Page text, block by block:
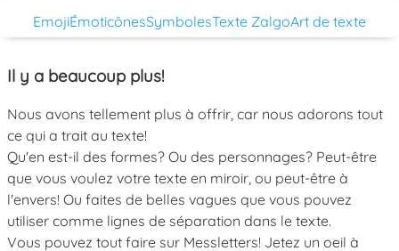
EmojiÉmoticônesSymbolesTexte ZalgoArt de texte
Il y a beaucoup plus!
Nous avons tellement plus à offrir, car nous adorons tout
ce qui a trait au texte!
Qu'en est-il des formes? Ou des personnages? Peut-être
que vous voulez votre texte en miroir, ou peut-être à
l'envers! Ou faites de belles vagues que vous pouvez
utiliser comme lignes de séparation dans le texte.
Vous pouvez tout faire sur Messletters! Jetez un oeil à